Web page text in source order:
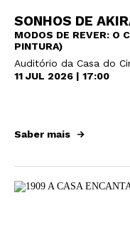
SONHOS DE
MODOS DE REVER: O
PINTURA)
Auditório da Casa do
11 JUL 2026 | 17:00
Saber mais